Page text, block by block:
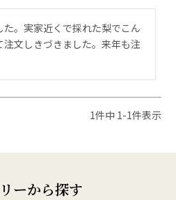
。実家近くで採れた梨でこん
文しきづきました。来年も注
1件中 1-1件表示
ーから探す